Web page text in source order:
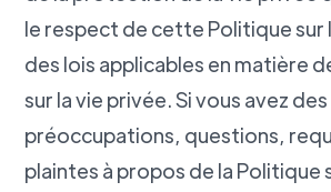
le respect de cette Politique sur
des lois applicables en matière
sur la vie privée. Si vous avez des
préoccupations, questions,
plaintes à propos de la Politique